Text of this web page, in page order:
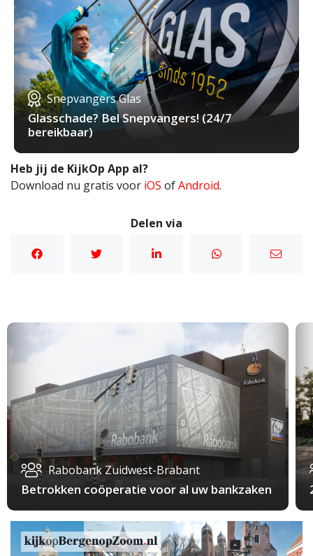
Snepvangers Glas
Glasschade? Bel Snepvangers! (24/7
bereikbaar)
Heb jij de KijkOp App al?
Download nu gratis voor iOS ofAndroid.
Delen via
Rabobank Zuidwest-Brabant
Betrokken coöperatie voor al uw bankzaken